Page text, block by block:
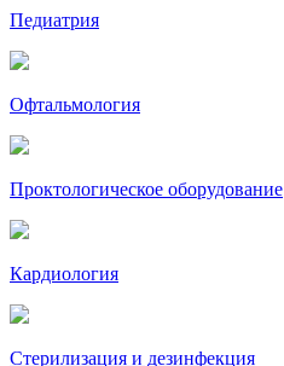
Педиатрия
Офтальмология
Проктологическое оборудование
Кардиология
Стерилизация и дезинфекция